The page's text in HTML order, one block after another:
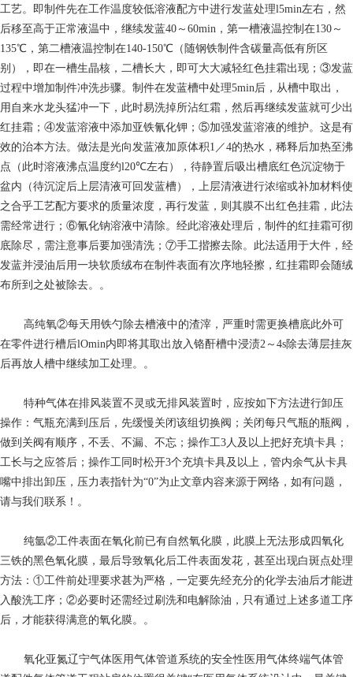
工艺。即制件先在工作温度较低溶液配方中进行发蓝处理l5min左右，然
后移至高于正常液温中，继续发蓝40～60min，第一槽液温控制在130～
135℃，第二槽液温控制在140-150℃（随钢铁制件含碳量高低有所区
别），即在一槽生晶核，二槽长大，即可大大减轻红色挂霜出现；③发蓝
过程中增加制件冲洗步骤。制件在发蓝槽中处理5min后，从槽中取出，
用自来水龙头猛冲一下，此时易洗掉所沾红霜，然后再继续发蓝就可少出
红挂霜；④发蓝溶液中添加亚铁氰化钾；⑤加强发蓝溶液的维护。这是有
效的治本方法。做法是光向发蓝液加原体积1／4的热水，稀释后加热至沸
点（此时溶液沸点温度约l20℃左右），待静置后吸出槽底红色沉淀物于
盆内（待沉淀后上层清液可回发蓝槽），上层清液进行浓缩或补加材料使
之合乎工艺配方要求的质量浓度，再行发蓝，则其膜不出红色挂霜，此法
需经常进行；⑥氰化钠溶液中清除。经此溶液处理后，制件的红挂霜可彻
底除尽，需注意事后要加强清洗；⑦手工揩擦去除。此法适用于大件，经
发蓝并浸油后用一块软质绒布在制件表面有次序地轻擦，红挂霜即会随绒
布所到之处被除去。。
高纯氧②每天用铁勺除去槽液中的渣滓，严重时需更换槽底此外可
在零件进行槽后lOmin内即将其取出放入铬酐槽中浸渍2～4s除去薄层挂灰
后再放人槽中继续加工处理。。
特种气体在排风装置不灵或无排风装置时，应按如下方法进行卸压
操作：气瓶充满到压后，先缓慢关闭该组切换阀；关闭每只气瓶的瓶阀，
做到关阀有顺序，不丢、不漏、不忘；操作工3人及以上把好充填卡具；
工长与之应答后；操作工同时松开3个充填卡具及以上，管内余气从卡具
嘴中排出卸压，压力表指针为“0”为止文章内容来源于网络，如有问题，
请与我们联系！。
纯氩②工件表面在氧化前已有自然氧化膜，此膜上无法形成四氧化
三铁的黑色氧化膜，最后导致氧化后工件表面发花，甚至出现白斑点处理
方法：①工件前处理要求甚为严格，一定要先经充分的化学去油后才能进
入酸洗工序；②必要时还需经过刷洗和电解除油，只有通过上述多道工序
后，才能获得满意的氧化膜。。
氧化亚氮辽宁气体医用气体管道系统的安全性医用气体终端气体管